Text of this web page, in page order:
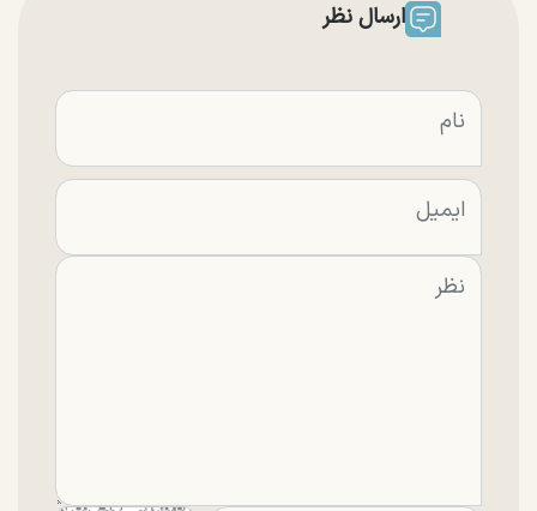
ارسال نظر